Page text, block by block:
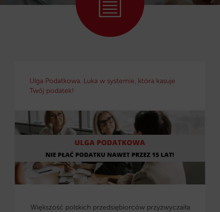
Ulga Podatkowa. Luka w systemie, która kasuje
Twój podatek!
Większość polskich przedsiębiorców przyzwyczaiła